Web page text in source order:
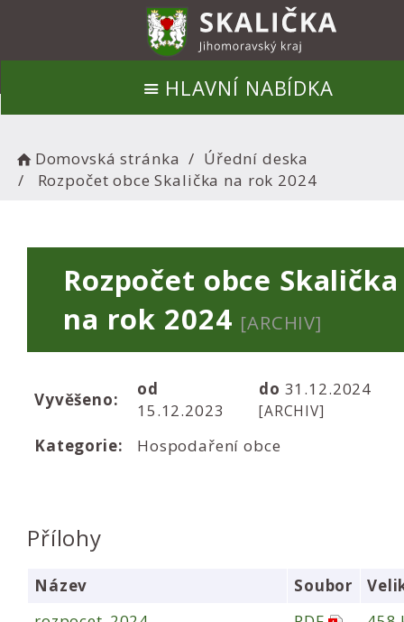
HLAVNÍ NABÍDKA
Domovská stránka
Úřední deska
Rozpočet obce Skalička na rok 2024
Rozpočet obce Skalička
na rok 2024 [ARCHIV]
Vyvěšeno:
od
15.12.2023
do 31.12.2024
[ARCHIV]
Kategorie: Hospodaření obce
Přílohy
Název Soubor